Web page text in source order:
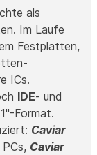
als
Im Laufe
Festplatten,
ICs.
IDE- und
Format.
Caviar
Caviar